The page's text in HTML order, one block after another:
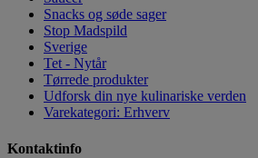
Snacks og søde sager
Stop Madspild
Sverige
Tet - Nytår
Tørrede produkter
Udforsk din nye kulinariske verden
Varekategori: Erhverv
Kontaktinfo